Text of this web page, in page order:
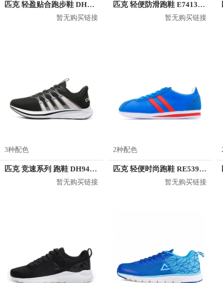
匹克 轻盈贴合跑步鞋 DH020111
暂无购买链接
匹克 轻便防滑跑鞋 E74138H
暂无购买链接
3种配色
匹克 竞速系列 跑鞋 DH940091
暂无购买链接
2种配色
匹克 轻便时尚跑鞋 RE53977E
暂无购买链接